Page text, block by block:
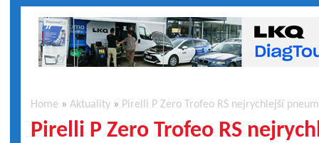
Home »Aktuality » Pirelli P Zero Trofeo RS nejrychlejší
Pirelli P Zero Trofeo RS